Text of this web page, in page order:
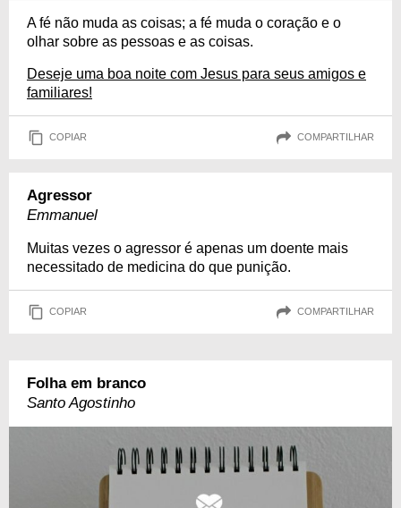
A fé não muda as coisas; a fé muda o coração e o
olhar sobre as pessoas e as coisas.
Deseje uma boa noite com Jesus para seus amigos e
familiares!
COPIAR COMPARTILHAR
Agressor
Emmanuel
Muitas vezes o agressor é apenas um doente mais
necessitado de medicina do que punição.
COPIAR COMPARTILHAR
Folha em branco
Santo Agostinho